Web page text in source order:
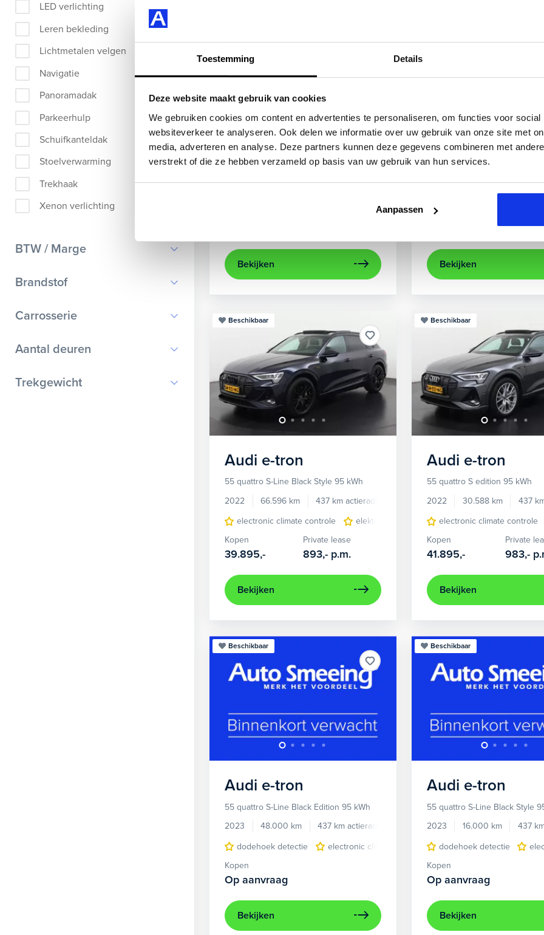
Toestemming Details
Deze website maakt gebruik van cookies
We gebruiken cookies om content en advertenties te personaliseren, om functies voor social
websiteverkeer te analyseren. Ook delen we informatie over uw gebruik van onze site met
media, adverteren en analyse. Deze partners kunnen deze gegevens combineren met
verstrekt of die ze hebben verzameld op basis van uw gebruik van hun services.
Aanpassen
LED verlichting
Leren bekleding
Lichtmetalen velgen
Navigatie
Panoramadak
Parkeerhulp
Schuifkanteldak
Stoelverwarming
Trekhaak
Xenon verlichting
BTW / Marge
BTW
Brandstof
Benzine
Elektrisch
Hybride benzine
Carrosserie
Bestelauto
Chassis cabine
Aantal deuren
Trekgewicht
Audi A3
Sportback 40 TFSIe Plug-In
electronic climate
Bekijken
Audi A3
Sportback 40 TFSIe Advanced
achteruitrijcamera
Kopen
Bekijken
Beschikbaar
Audi e-tron
55 quattro S-Line Black Style 95 kWh
2022
66.596 km 437 km actieradius
Elektrisch
electronic climate controle
elektrisch glazen panorama-dak lichtmetalen
Kopen
39.895,-
Private lease
893,- p.m.
Bekijken
Beschikbaar
Audi e-tron
55 quattro S edition 95 kWh
2022
30.588 km 437
electronic climate controle
Kopen
41.895,-
Private
983,-
Bekijken
Beschikbaar
Audi e-tron
55 quattro S-Line Black Edition 95 kWh
2023
48.000 km 437 km actieradius
Elektrisch
dodehoek detectie
electronic climate controle elektrisch glazen
Kopen
Op aanvraag
Bekijken
Beschikbaar
Audi e-tron
55 quattro S-Line Black Style
2023
16.000 km 437
dodehoek detectie
Kopen
Op aanvraag
Bekijken